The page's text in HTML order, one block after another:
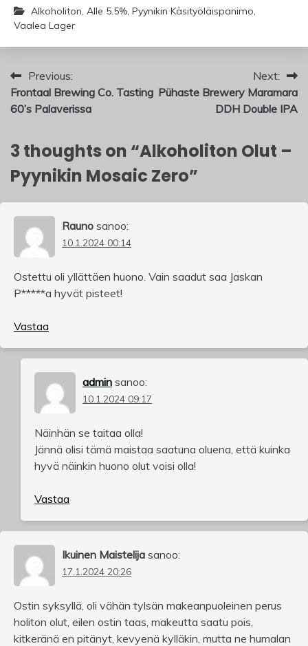
Alkoholiton, Alle 5.5%, Pyynikin Käsityöläispanimo,
Vaalea Lager
Artikkelien
selaus
Previous:
Frontaal Brewing Co. Tasting
60’s Palaverissa
Next:
Pühaste Brewery Maramara
DDH Double IPA
3 thoughts on “Alkoholiton Olut –
Pyynikin Mosaic Zero”
Rauno sanoo:
10.1.2024 00:14
Ostettu oli yllättäen huono. Vain saadut saa Jaskan
P*****a hyvät pisteet!
Vastaa
admin sanoo:
10.1.2024 09:17
Näinhän se taitaa olla!
Jännä olisi tämä maistaa saatuna oluena, että kuinka
hyvä näinkin huono olut voisi olla!
Vastaa
Ikuinen Maistelija sanoo:
17.1.2024 20:26
Ostin syksyllä, oli vähän tylsän makeanpuoleinen perus
holiton olut, eilen ostin taas, makeutta saatu pois,
kitkeränä en pitänyt, kevyenä kylläkin, mutta ne humalan